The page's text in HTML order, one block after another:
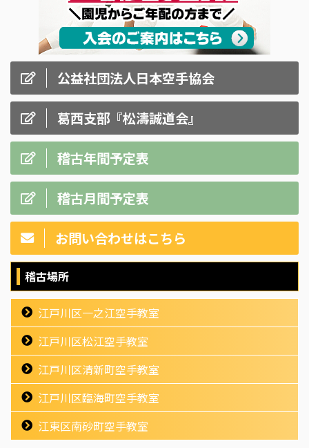
公益社団法人日本空手協会
葛西支部『松濤誠道会』
稽古年間予定表
稽古月間予定表
お問い合わせはこちら
稽古場所
江戸川区一之江空手教室
江戸川区松江空手教室
江戸川区清新町空手教室
江戸川区臨海町空手教室
江東区南砂町空手教室